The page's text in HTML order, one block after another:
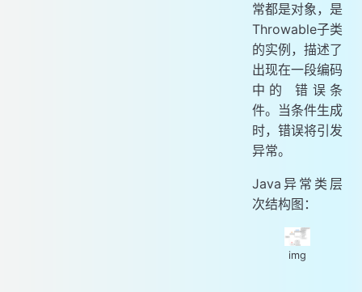
常都是对象，是
Throwable子类
的实例，描述了
出现在一段编码
中的 错误条
件。当条件生成
时，错误将引发
异常。
Java异常类层
次结构图：
img